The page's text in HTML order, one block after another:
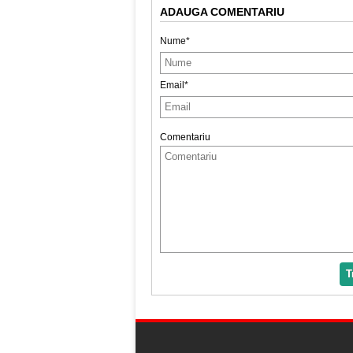
ADAUGA COMENTARIU
Nume*
Email*
Comentariu